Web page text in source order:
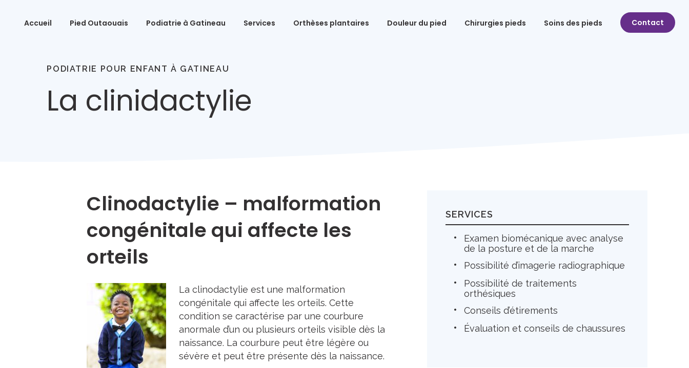
Accueil Pied Outaouais Podiatrie à Gatineau Services Orthèses plantaires Douleur du pied Chirurgies pieds Soins des pieds Contact
PODIATRIE POUR ENFANT À GATINEAU
La clinidactylie
Clinodactylie – malformation
congénitale qui affecte les
orteils
La clinodactylie est une malformation
congénitale qui affecte les orteils. Cette
condition se caractérise par une courbure
anormale d’un ou plusieurs orteils visible dès la
naissance. La courbure peut être légère ou
sévère et peut être présente dès la naissance.
SERVICES
Examen biomécanique avec analyse
de la posture et de la marche
Possibilité d’imagerie radiographique
Possibilité de traitements
orthésiques
Conseils d’étirements
Évaluation et conseils de chaussures